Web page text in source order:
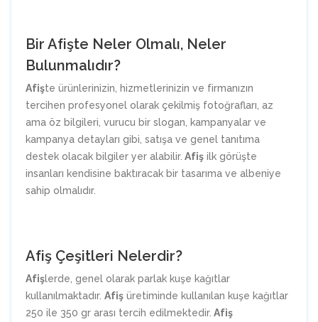
Bir Afişte Neler Olmalı, Neler
Bulunmalıdır?
Afişte ürünlerinizin, hizmetlerinizin ve firmanızın
tercihen profesyonel olarak çekilmiş fotoğrafları, az
ama öz bilgileri, vurucu bir slogan, kampanyalar ve
kampanya detayları gibi, satışa ve genel tanıtıma
destek olacak bilgiler yer alabilir. Afiş ilk görüşte
insanları kendisine baktıracak bir tasarıma ve albeniye
sahip olmalıdır.
Afiş Çeşitleri Nelerdir?
Afişlerde, genel olarak parlak kuşe kağıtlar
kullanılmaktadır. Afiş üretiminde kullanılan kuşe kağıtlar
250 ile 350 gr arası tercih edilmektedir. Afiş